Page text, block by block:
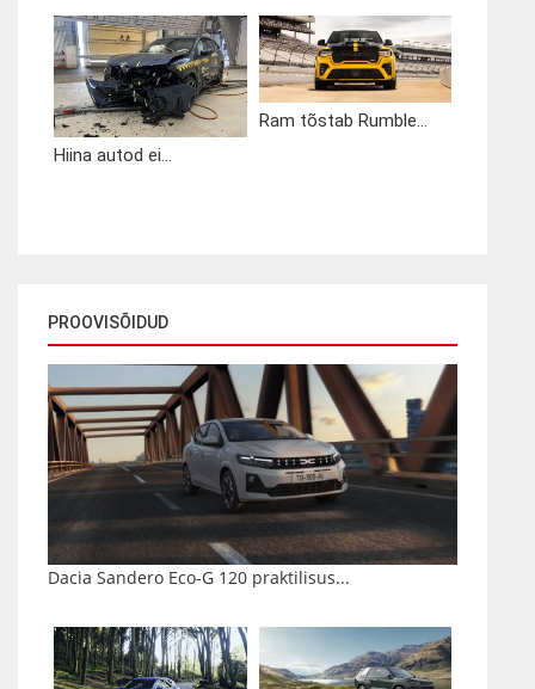
Hiina autod ei...
Ram tõstab Rumble...
PROOVISÕIDUD
Dacia Sandero Eco-G 120 praktilisus...